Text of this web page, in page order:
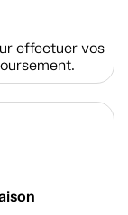
effectuer vos